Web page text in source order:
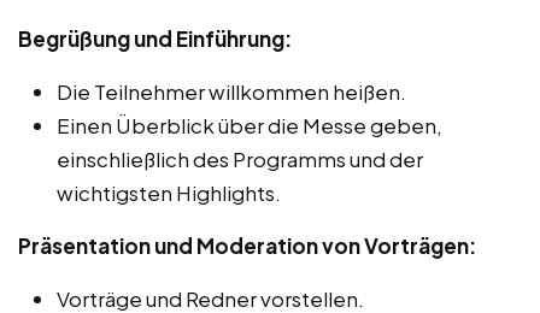
Begrüßung und Einführung:
Die Teilnehmer willkommen heißen.
Einen Überblick über die Messe geben,
einschließlich des Programms und der
wichtigsten Highlights.
Präsentation und Moderation von Vorträgen:
Vorträge und Redner vorstellen.